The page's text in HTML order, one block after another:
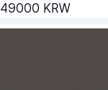
49000 KRW